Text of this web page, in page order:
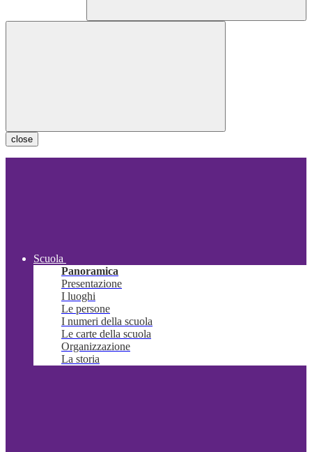
close
Scuola
Panoramica
Presentazione
I luoghi
Le persone
I numeri della scuola
Le carte della scuola
Organizzazione
La storia